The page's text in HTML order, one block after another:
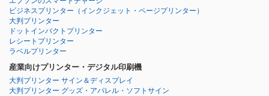
ビジネスプリンター （インクジェット・ページプリンター）
大判プリンター
ドットインパクトプリンター
レシートプリンター
ラベルプリンター
産業向けプリンター・デジタル印刷機
大判プリンター サイン＆ディスプレイ
大判プリンター グッズ・アパレル・ソフトサイン